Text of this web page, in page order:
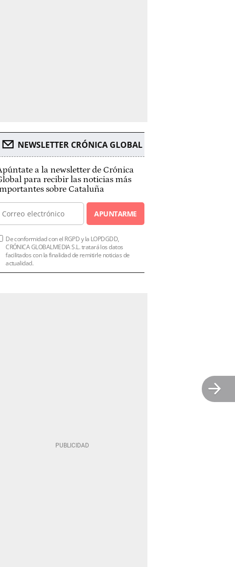
NEWSLETTER CRÓNICA GLOBAL
a la newsletter de Crónica
para recibir las noticias más
sobre Cataluña
APUNTARME
De conformidad con el RGPD y la LOPDGDD,
CRÓNICA GLOBALMEDIA S.L. tratará los datos
facilitados con la finalidad de remitirle noticias de
actualidad.